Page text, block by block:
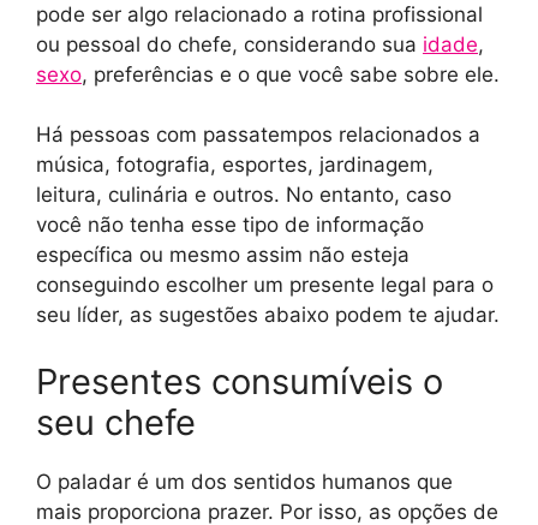
pode ser algo relacionado a rotina profissional
ou pessoal do chefe, considerando sua idade,
sexo, preferências e o que você sabe sobre ele.
Há pessoas com passatempos relacionados a
música, fotografia, esportes, jardinagem,
leitura, culinária e outros. No entanto, caso
você não tenha esse tipo de informação
específica ou mesmo assim não esteja
conseguindo escolher um presente legal para o
seu líder, as sugestões abaixo podem te ajudar.
Presentes consumíveis o
seu chefe
O paladar é um dos sentidos humanos que
mais proporciona prazer. Por isso, as opções de